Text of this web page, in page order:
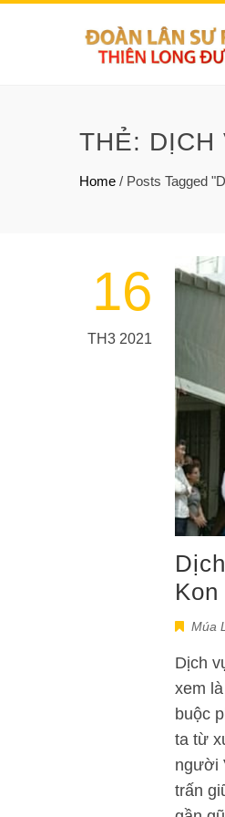
THẺ: DỊCH
Home / Posts Tagged
16
TH3 2021
Kon
Múa
Dịch
xem
buộc
ta từ
người
trấn